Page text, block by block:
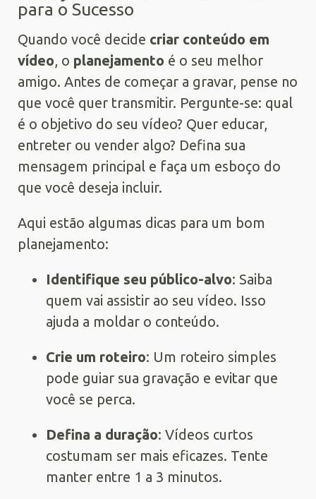
para o Sucesso
Quando você decide criar conteúdo em
vídeo, o planejamento é o seu melhor
amigo. Antes de começar a gravar, pense no
que você quer transmitir. Pergunte-se: qual
é o objetivo do seu vídeo? Quer educar,
entreter ou vender algo? Defina sua
mensagem principal e faça um esboço do
que você deseja incluir.
Aqui estão algumas dicas para um bom
planejamento:
Identifique seu público-alvo: Saiba
quem vai assistir ao seu vídeo. Isso
ajuda a moldar o conteúdo.
Crie um roteiro: Um roteiro simples
pode guiar sua gravação e evitar que
você se perca.
Defina a duração: Vídeos curtos
costumam ser mais eficazes. Tente
manter entre 1 a 3 minutos.